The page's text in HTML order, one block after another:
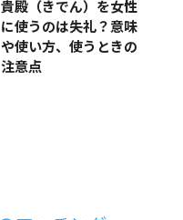
貴殿（きでん）を女性
に使うのは失礼？意味
や使い方、使うときの
注意点